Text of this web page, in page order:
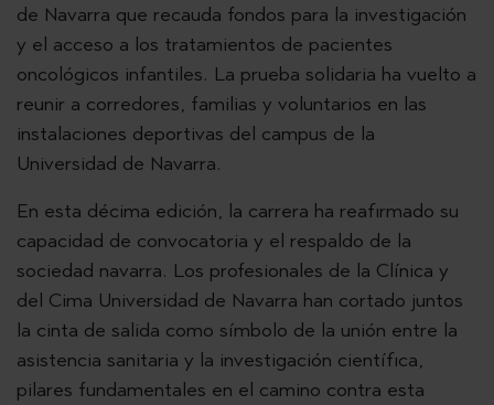
de Navarra que recauda fondos para la investigación
y el acceso a los tratamientos de pacientes
oncológicos infantiles. La prueba solidaria ha vuelto a
reunir a corredores, familias y voluntarios en las
instalaciones deportivas del campus de la
Universidad de Navarra.
En esta décima edición, la carrera ha reafirmado su
capacidad de convocatoria y el respaldo de la
sociedad navarra. Los profesionales de la Clínica y
del Cima Universidad de Navarra han cortado juntos
la cinta de salida como símbolo de la unión entre la
asistencia sanitaria y la investigación científica,
pilares fundamentales en el camino contra esta